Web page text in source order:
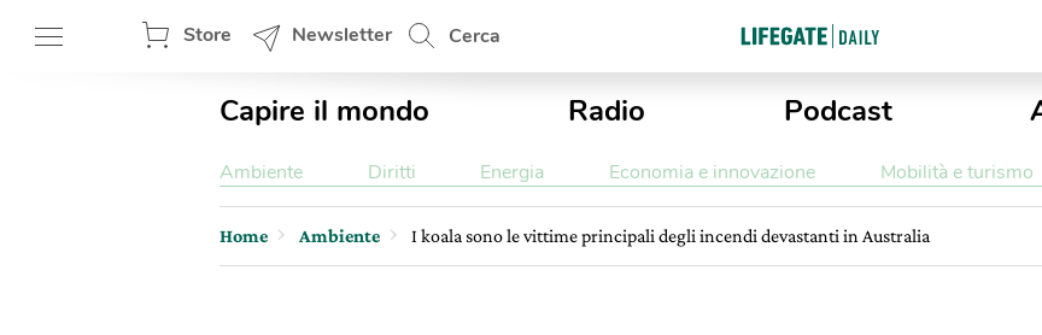
Store Newsletter Cerca
Capire il mondo Radio Podcast
Ambiente Diritti Energia Economia e innovazione Mobilità e turismo
Home Ambiente I koala sono le vittime principali degli incendi devastanti in Australia